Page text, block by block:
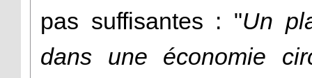
pas suffisantes : "Un
dans une économie